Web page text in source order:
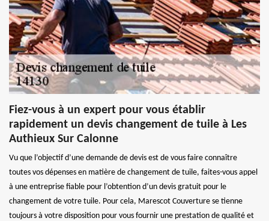
Fiez-vous à un expert pour vous établir
rapidement un devis changement de tuile à Les
Authieux Sur Calonne
Vu que l’objectif d’une demande de devis est de vous faire connaître
toutes vos dépenses en matière de changement de tuile, faites-vous appel
à une entreprise fiable pour l’obtention d’un devis gratuit pour le
changement de votre tuile. Pour cela, Marescot Couverture se tienne
toujours à votre disposition pour vous fournir une prestation de qualité et